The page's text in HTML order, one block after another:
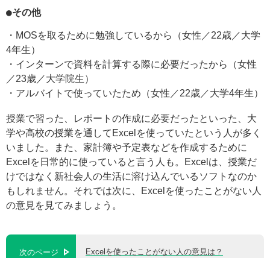
●その他
・MOSを取るために勉強しているから（女性／22歳／大学
4年生）
・インターンで資料を計算する際に必要だったから（女性
／23歳／大学院生）
・アルバイトで使っていたため（女性／22歳／大学4年生）
授業で習った、レポートの作成に必要だったといった、大
学や高校の授業を通してExcelを使っていたという人が多く
いました。また、家計簿や予定表などを作成するために
Excelを日常的に使っていると言う人も。Excelは、授業だ
けではなく新社会人の生活に溶け込んでいるソフトなのか
もしれません。それでは次に、Excelを使ったことがない人
の意見を見てみましょう。
次のページ Excelを使ったことがない人の意見は？